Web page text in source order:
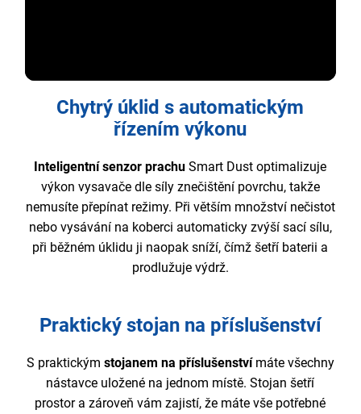
Chytrý úklid s automatickým
řízením výkonu
Inteligentní senzor prachu Smart Dust optimalizuje
výkon vysavače dle síly znečištění povrchu, takže
nemusíte přepínat režimy. Při větším množství nečistot
nebo vysávání na koberci automaticky zvýší sací sílu,
při běžném úklidu ji naopak sníží, čímž šetří baterii a
prodlužuje výdrž.
Praktický stojan na příslušenství
S praktickým stojanem na příslušenstvímáte všechny
nástavce uložené na jednom místě. Stojan šetří
prostor a zároveň vám zajistí, že máte vše potřebné